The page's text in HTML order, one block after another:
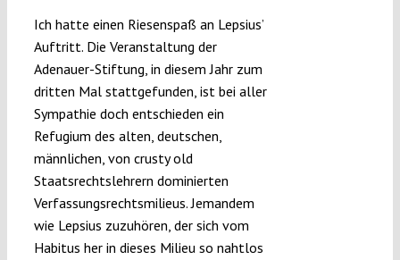
Ich hatte einen Riesenspaß an Lepsius’
Auftritt. Die Veranstaltung der
Adenauer-Stiftung, in diesem Jahr zum
dritten Mal stattgefunden, ist bei aller
Sympathie doch entschieden ein
Refugium des alten, deutschen,
männlichen, von crusty old
Staatsrechtslehrern dominierten
Verfassungsrechtsmilieus. Jemandem
wie Lepsius zuzuhören, der sich vom
Habitus her in dieses Milieu so nahtlos